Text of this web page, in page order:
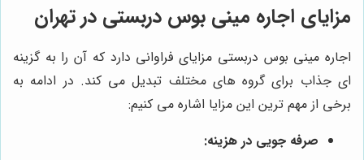
مزایای اجاره مینی بوس دربستی در تهران
اجاره مینی بوس دربستی مزایای فراوانی دارد که آن را به گزینه
ای جذاب برای گروه های مختلف تبدیل می کند. در ادامه به
برخی از مهم ترین این مزایا اشاره می کنیم:
صرفه جویی در هزینه: